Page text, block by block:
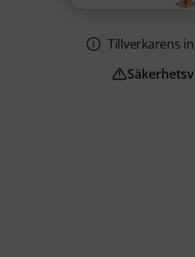
Tillverkarens